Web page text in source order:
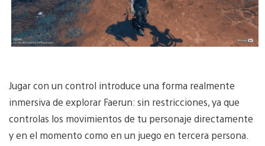
Jugar con un control introduce una forma realmente
inmersiva de explorar Faerun: sin restricciones, ya que
controlas los movimientos de tu personaje directamente
y en el momento como en un juego en tercera persona.